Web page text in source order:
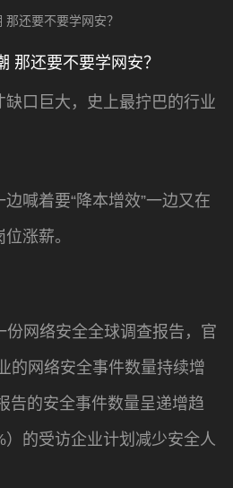
还要不要学网安？
那还要不要学网安？
口巨大，史上最拧巴的行业
喊着要“降本增效”一边又在
涨薪。
份网络安全全球调查报告，官
的网络安全事件数量持续增
告的安全事件数量呈递增趋
的受访企业计划减少安全人